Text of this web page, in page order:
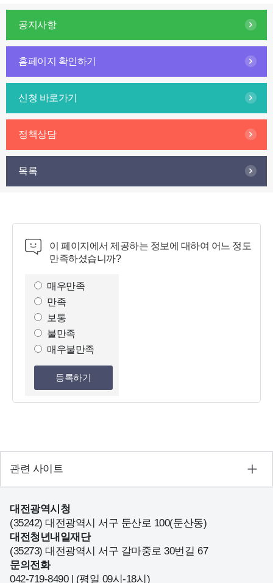
공지사항
홈페이지 확인하기
신청 바로가기
정책상담
목록
이 페이지에서 제공하는 정보에 대하여 어느 정도
만족하셨습니까?
매우만족
만족
보통
불만족
매우불만족
등록하기
관련 사이트
대전광역시청
(35242) 대전광역시 서구 둔산로 100(둔산동)
대전청년내일재단
(35273) 대전광역시 서구 갈마중로 30번길 67
문의전화
042-719-8490 | (평일 09시-18시)